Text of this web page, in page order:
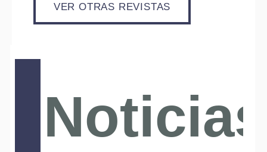
VER OTRAS REVISTAS
Noticias